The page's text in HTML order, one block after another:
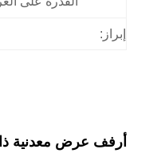
إبراز:
أرفف عرض معدنية ذات رف شديد